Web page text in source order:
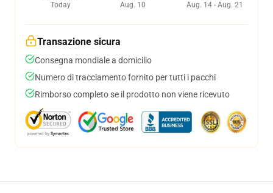
Today
Aug. 10
Aug. 14 - Aug. 21
Transazione sicura
Consegna mondiale a domicilio
Numero di tracciamento fornito per tutti i pacchi
Rimborso completo se il prodotto non viene ricevuto